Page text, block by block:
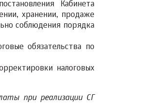
Кабинета
хранении, продаже
соблюдения порядка
обязательства по
налоговых
при реализации СГ